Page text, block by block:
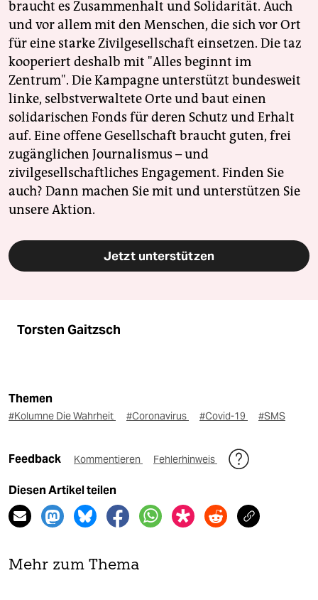
braucht es Zusammenhalt und Solidarität. Auch
und vor allem mit den Menschen, die sich vor Ort
für eine starke Zivilgesellschaft einsetzen. Die taz
kooperiert deshalb mit "Alles beginnt im
Zentrum". Die Kampagne unterstützt bundesweit
linke, selbstverwaltete Orte und baut einen
solidarischen Fonds für deren Schutz und Erhalt
auf. Eine offene Gesellschaft braucht guten, frei
zugänglichen Journalismus – und
zivilgesellschaftliches Engagement. Finden Sie
auch? Dann machen Sie mit und unterstützen Sie
unsere Aktion.
Jetzt unterstützen
Torsten Gaitzsch
Themen
#Kolumne Die Wahrheit #Coronavirus #Covid-19 #SMS
Feedback Kommentieren Fehlerhinweis
Diesen Artikel teilen
Mehr zum Thema